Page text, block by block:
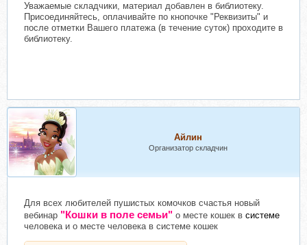
Уважаемые складчики, материал добавлен в библиотеку.
Присоединяйтесь, оплачивайте по кнопочке "Реквизиты" и
после отметки Вашего платежа (в течение суток) проходите в
библиотеку.
Айлин
Организатор складчин
Для всех любителей пушистых комочков счастья новый
вебинар "Кошки в поле семьи" о месте кошек в системе
человека и о месте человека в системе кошек